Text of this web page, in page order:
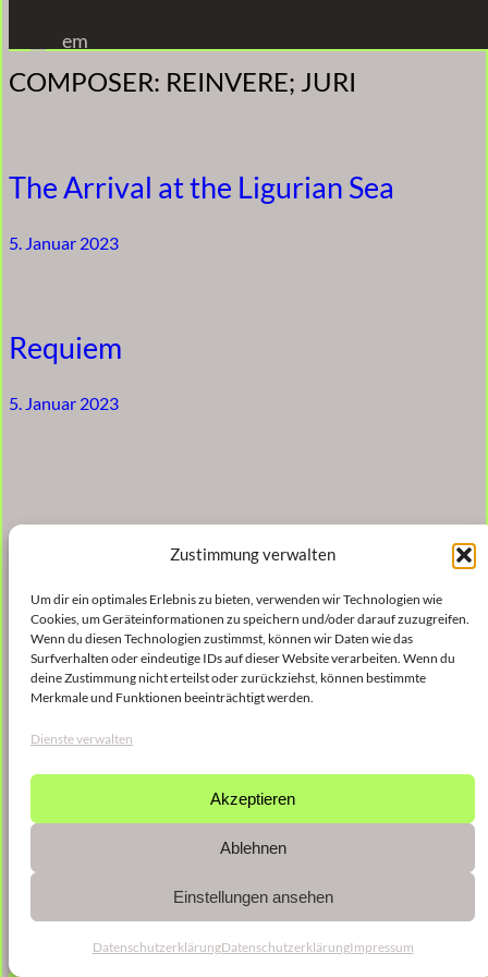
Zustimmung verwalten
Um dir ein optimales Erlebnis zu bieten, verwenden wir Technologien wie
Cookies, um Geräteinformationen zu speichern und/oder darauf zuzugreifen.
Wenn du diesen Technologien zustimmst, können wir Daten wie das
Surfverhalten oder eindeutige IDs auf dieser Website verarbeiten. Wenn du
deine Zustimmung nicht erteilst oder zurückziehst, können bestimmte
Merkmale und Funktionen beeinträchtigt werden.
Dienste verwalten
Akzeptieren
Ablehnen
Einstellungen ansehen
DatenschutzerklärungDatenschutzerklärungImpressum
Inhalt
springen
em
COMPOSER: REINVERE; JURI
The Arrival at the Ligurian Sea
5. Januar 2023
Requiem
5. Januar 2023